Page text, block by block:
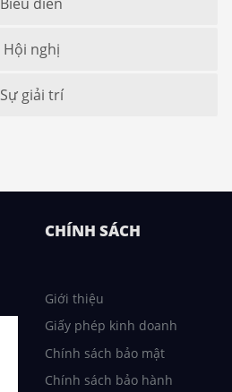
Hội nghị
Sự giải trí
CHÍNH SÁCH
Giới thiệu
Giấy phép kinh doanh
Chính sách bảo mật
Chính sách bảo hành